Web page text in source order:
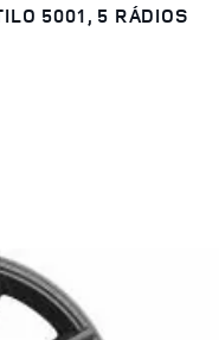
5001, 5 RÁDIOS